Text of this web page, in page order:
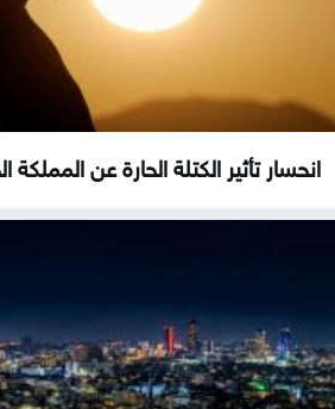
انحسار تأثير الكتلة الحارة عن